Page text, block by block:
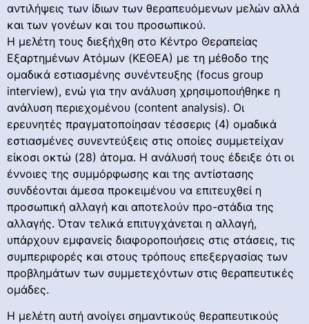
αντιλήψεις των ίδιων των θεραπευόμενων μελών αλλά
και των γονέων και του προσωπικού.
Η μελέτη τους διεξήχθη στο Κέντρο Θεραπείας
Εξαρτημένων Ατόμων (ΚΕΘΕΑ) με τη μέθοδο της
ομαδικά εστιασμένης συνέντευξης (focus group
interview), ενώ για την ανάλυση χρησιμοποιήθηκε η
ανάλυση περιεχομένου (content analysis). Οι
ερευνητές πραγματοποίησαν τέσσερις (4) ομαδικά
εστιασμένες συνεντεύξεις στις οποίες συμμετείχαν
είκοσι οκτώ (28) άτομα. Η ανάλυσή τους έδειξε ότι οι
έννοιες της συμμόρφωσης και της αντίστασης
συνδέονται άμεσα προκειμένου να επιτευχθεί η
προσωπική αλλαγή και αποτελούν προ-στάδια της
αλλαγής. Όταν τελικά επιτυγχάνεται η αλλαγή,
υπάρχουν εμφανείς διαφοροποιήσεις στις στάσεις, τις
συμπεριφορές και στους τρόπους επεξεργασίας των
προβλημάτων των συμμετεχόντων στις θεραπευτικές
ομάδες.
Η μελέτη αυτή ανοίγει σημαντικούς θεραπευτικούς